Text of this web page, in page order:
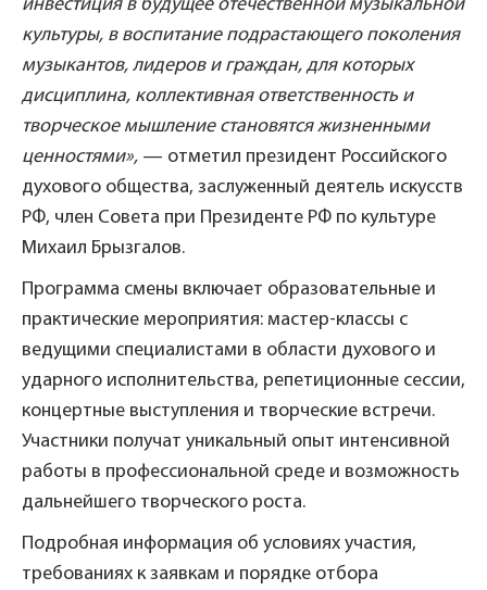
инвестиция в будущее отечественной музыкальной
культуры, в воспитание подрастающего поколения
музыкантов, лидеров и граждан, для которых
дисциплина, коллективная ответственность и
творческое мышление становятся жизненными
ценностями», — отметил президент Российского
духового общества, заслуженный деятель искусств
РФ, член Совета при Президенте РФ по культуре
Михаил Брызгалов.
Программа смены включает образовательные и
практические мероприятия: мастер-классы с
ведущими специалистами в области духового и
ударного исполнительства, репетиционные сессии,
концертные выступления и творческие встречи.
Участники получат уникальный опыт интенсивной
работы в профессиональной среде и возможность
дальнейшего творческого роста.
Подробная информация об условиях участия,
требованиях к заявкам и порядке отбора